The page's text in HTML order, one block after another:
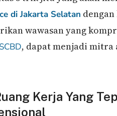
di Jakarta Selatan
wawasan yang
SCBD, dapat menjadi mitra
Kerja Yang